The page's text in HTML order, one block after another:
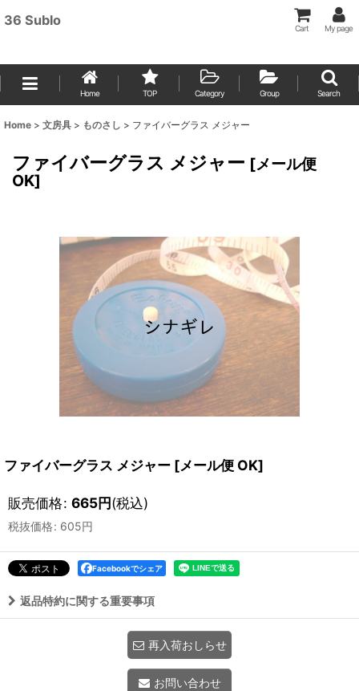
36 Sublo
Cart My page
Home TOP Category Group Search
Home > 文房具 > ものさし > ファイバーグラス メジャー
ファイバーグラス メジャー [メール便
OK]
ファイバーグラス メジャー [メール便 OK]
販売価格: 665円(税込)
税抜価格: 605円
Facebookでシェア
返品特約に関する重要事項
再入荷おしらせ
お問い合わせ